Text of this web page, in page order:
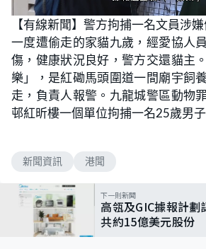
n
m
u
t
e
L
o
a
e
:
1
.
0
%
【有線新聞】警方拘捕一名文員涉嫌
一度遭偷走的家貓九歲，經愛協人
傷，健康狀況良好，警方交還貓主
樂」，是紅磡馬頭圍道一間廟宇飼
走，負責人報警。九龍城警區動物
邨紅昕樓一個單位拘捕一名25歲男
新聞資訊 港聞
下一則新聞
高瓴及GIC據報計劃
共約15億美元股份